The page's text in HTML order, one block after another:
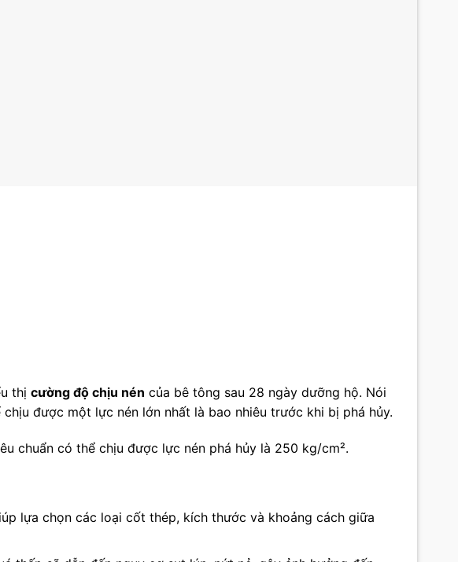
thị cường độ chịu nén của bê tông sau 28 ngày dưỡng hộ. Nói
được một lực nén lớn nhất là bao nhiêu trước khi bị phá hủy.
chuẩn có thể chịu được lực nén phá hủy là 250 kg/cm².
lựa chọn các loại cốt thép, kích thước và khoảng cách giữa